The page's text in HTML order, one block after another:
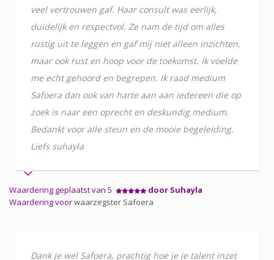
veel vertrouwen gaf. Haar consult was eerlijk,
duidelijk en respectvol. Ze nam de tijd om alles
rustig uit te leggen en gaf mij niet alleen inzichten,
maar ook rust en hoop voor de toekomst. Ik voelde
me echt gehoord en begrepen. Ik raad medium
Safoera dan ook van harte aan aan iedereen die op
zoek is naar een oprecht en deskundig medium.
Bedankt voor alle steun en de mooie begeleiding.
Liefs suhayla
Waardering geplaatst van 5
door Suhayla
Waardering voorwaarzegster Safoera
Dank je wel Safoera, prachtig hoe je je talent inzet